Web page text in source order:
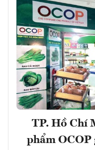
TP. Hồ Chí
phẩm OCOP